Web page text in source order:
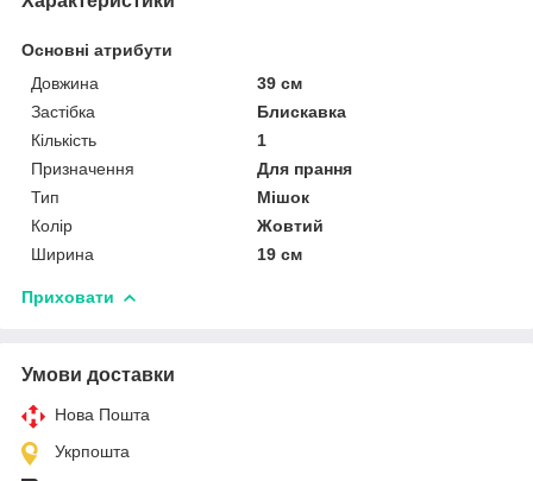
Основні атрибути
Довжина
39 см
Застібка
Блискавка
Кількість
1
Призначення
Для прання
Тип
Мішок
Колір
Жовтий
Ширина
19 см
Приховати
Умови доставки
Нова Пошта
Укрпошта